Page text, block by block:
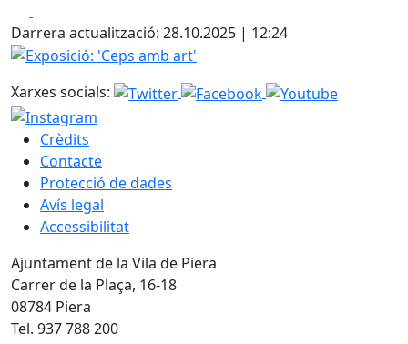
+
−
Darrera actualització: 28.10.2025 | 12:24
Exposició: 'Ceps amb art'
Xarxes socials:
Crèdits
Contacte
Protecció de dades
Avís legal
Accessibilitat
Ajuntament de la Vila de Piera
Carrer de la Plaça, 16-18
08784 Piera
Tel. 937 788 200